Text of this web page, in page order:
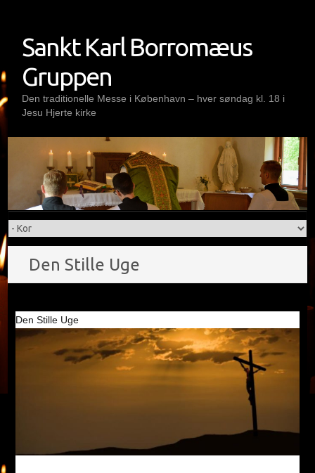
contentSankt Karl Borromæus
Gruppen
Den traditionelle Messe i København – hver søndag kl. 18 i
Jesu Hjerte kirke
Den Stille Uge
Den Stille Uge